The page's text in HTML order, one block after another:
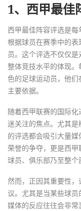
1、西甲最佳
西甲最佳阵容评选是
根据球员在赛季中的
员。这个评选不仅仅
整体竞技水平的体现
色的足球运动员，他
主要依据。
随着西甲联赛的国际
迷关注的焦点。尤其
的评选都会吸引大量
荣誉的争夺，更是西
球员、俱乐部乃至整个
然而，正因其重要性
议。尤其是当某些球
媒体的反应往往会非